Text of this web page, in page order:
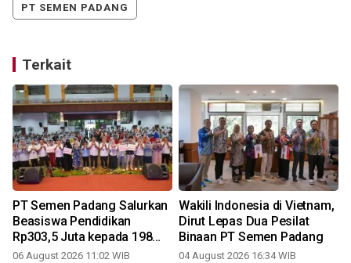
PT SEMEN PADANG
Terkait
PT Semen Padang Salurkan
Beasiswa Pendidikan
Rp303,5 Juta kepada 198
Anak Karyawan Berprestasi
06 August 2026 11:02 WIB
Wakili Indonesia di Vietnam,
Dirut Lepas Dua Pesilat
Binaan PT Semen Padang
04 August 2026 16:34 WIB